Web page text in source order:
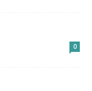
0